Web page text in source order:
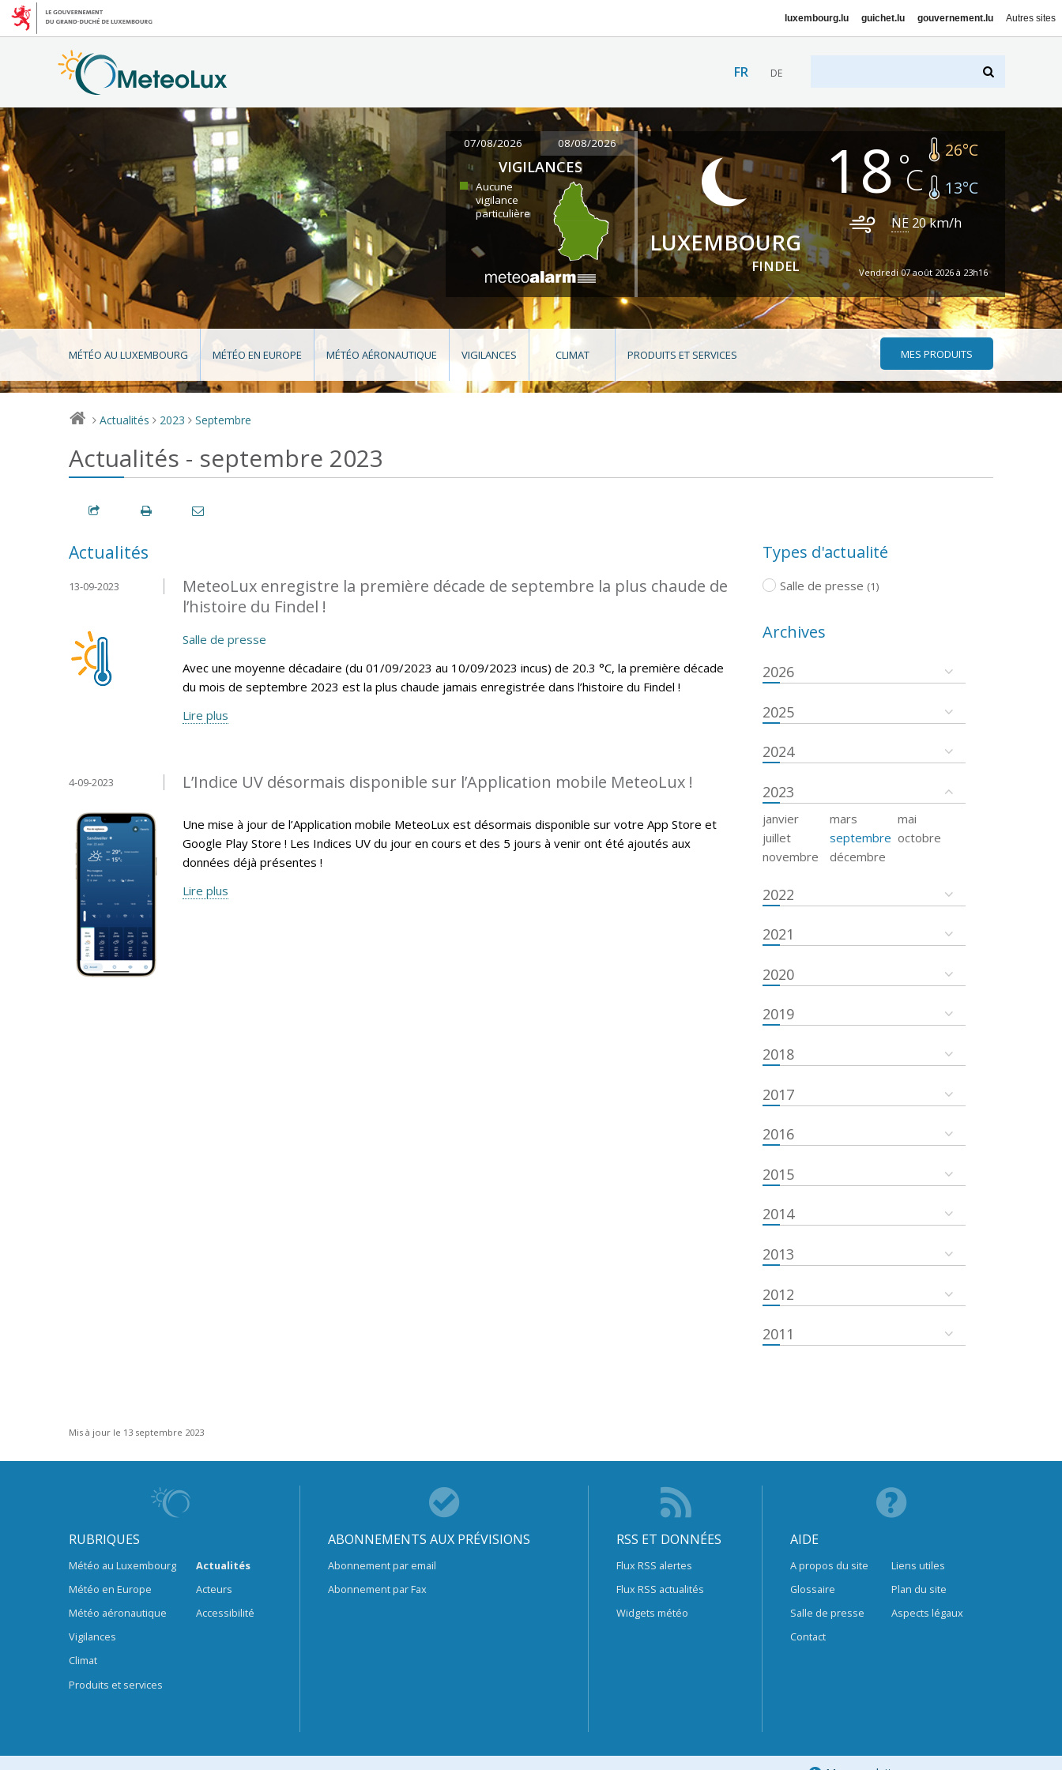
luxembourg.lu guichet.lu gouvernement.lu Autres sites
FR DE
07/08/2026 08/08/2026
VIGILANCES
Aucune
vigilance
particulière
LUXEMBOURG
FINDEL
18 26°C
13°C
NE 20km/h
Vendredi 07 août 2026 à 23h16
MÉTÉO AU LUXEMBOURG MÉTÉO EN EUROPE MÉTÉO AÉRONAUTIQUE VIGILANCES CLIMAT PRODUITS ET SERVICES MES PRODUITS
> Actualités > 2023 > Septembre
Actualités - septembre 2023
Actualités
MeteoLux enregistre la première décade de septembre la plus chaude de
l’histoire du Findel !
13-09-2023
Salle de presse
Avec une moyenne décadaire (du 01/09/2023 au 10/09/2023 incus) de 20.3 °C, la première décade
du mois de septembre 2023 est la plus chaude jamais enregistrée dans l’histoire du Findel !
Lire plus
L’Indice UV désormais disponible sur l’Application mobile MeteoLux !
4-09-2023
Une mise à jour de l’Application mobile MeteoLux est désormais disponible sur votre App Store et
Google Play Store ! Les Indices UV du jour en cours et des 5 jours à venir ont été ajoutés aux
données déjà présentes !
Lire plus
Types d'actualité
Salle de presse (1)
Archives
2026
2025
2024
2023
janvier mars
mai
juillet
septembre octobre
novembre
décembre
2022
2021
2020
2019
2018
2017
2016
2015
2014
2013
2012
2011
Mis à jour le 13 septembre 2023
RUBRIQUES
Météo au Luxembourg
Météo en Europe
Météo aéronautique
Vigilances
Climat
Produits et services
Actualités
Acteurs
Accessibilité
ABONNEMENTS AUX PRÉVISIONS
Abonnement par email
Abonnement par Fax
RSS ET DONNÉES
Flux RSS alertes
Flux RSS actualités
Widgets météo
AIDE
A propos du site
Glossaire
Salle de presse
Contact
Liens utiles
Plan du site
Aspects légaux